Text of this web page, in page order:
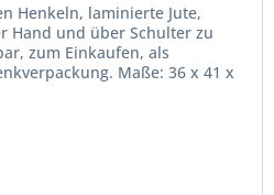
Henkeln, laminierte Jute,
Hand und über Schulter zu
zum Einkaufen, als
Maße: 36 x 41 x